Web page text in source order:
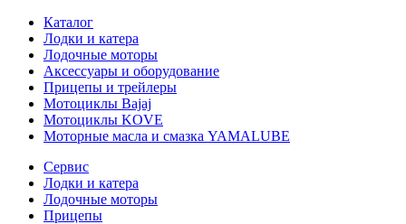
Каталог
Лодки и катера
Лодочные моторы
Аксессуары и оборудование
Прицепы и трейлеры
Мотоциклы Bajaj
Мотоциклы KOVE
Моторные масла и смазка YAMALUBE
Сервис
Лодки и катера
Лодочные моторы
Прицепы